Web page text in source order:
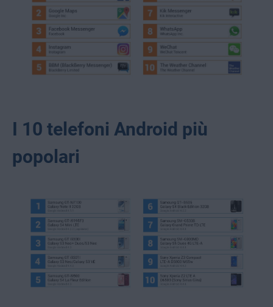
I 10 telefoni Android più
popolari